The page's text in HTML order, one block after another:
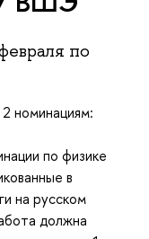
по
номинациям:
по физике
в
на русском
должна